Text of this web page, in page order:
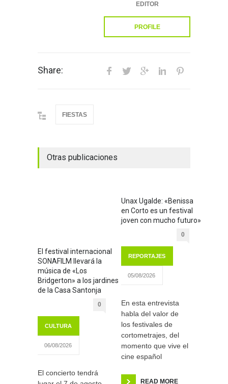
EDITOR
PROFILE
Share:
FIESTAS
Otras publicaciones
El festival internacional
SONAFILM llevará la
música de «Los
Bridgerton» a los jardines
de la Casa Santonja
0
CULTURA
06/08/2026
El concierto tendrá
Unax Ugalde: «Benissa
en Corto es un festival
joven con mucho futuro»
0
REPORTAJES
05/08/2026
En esta entrevista
habla del valor de
los festivales de
cortometrajes, del
momento que vive el
cine español
READ MORE